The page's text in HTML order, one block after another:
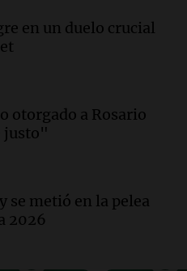
con la novedad de la
"Somos seres
y malas
en un duelo crucial
otorgado a Rosario
justo"
se metió en la pelea
2026